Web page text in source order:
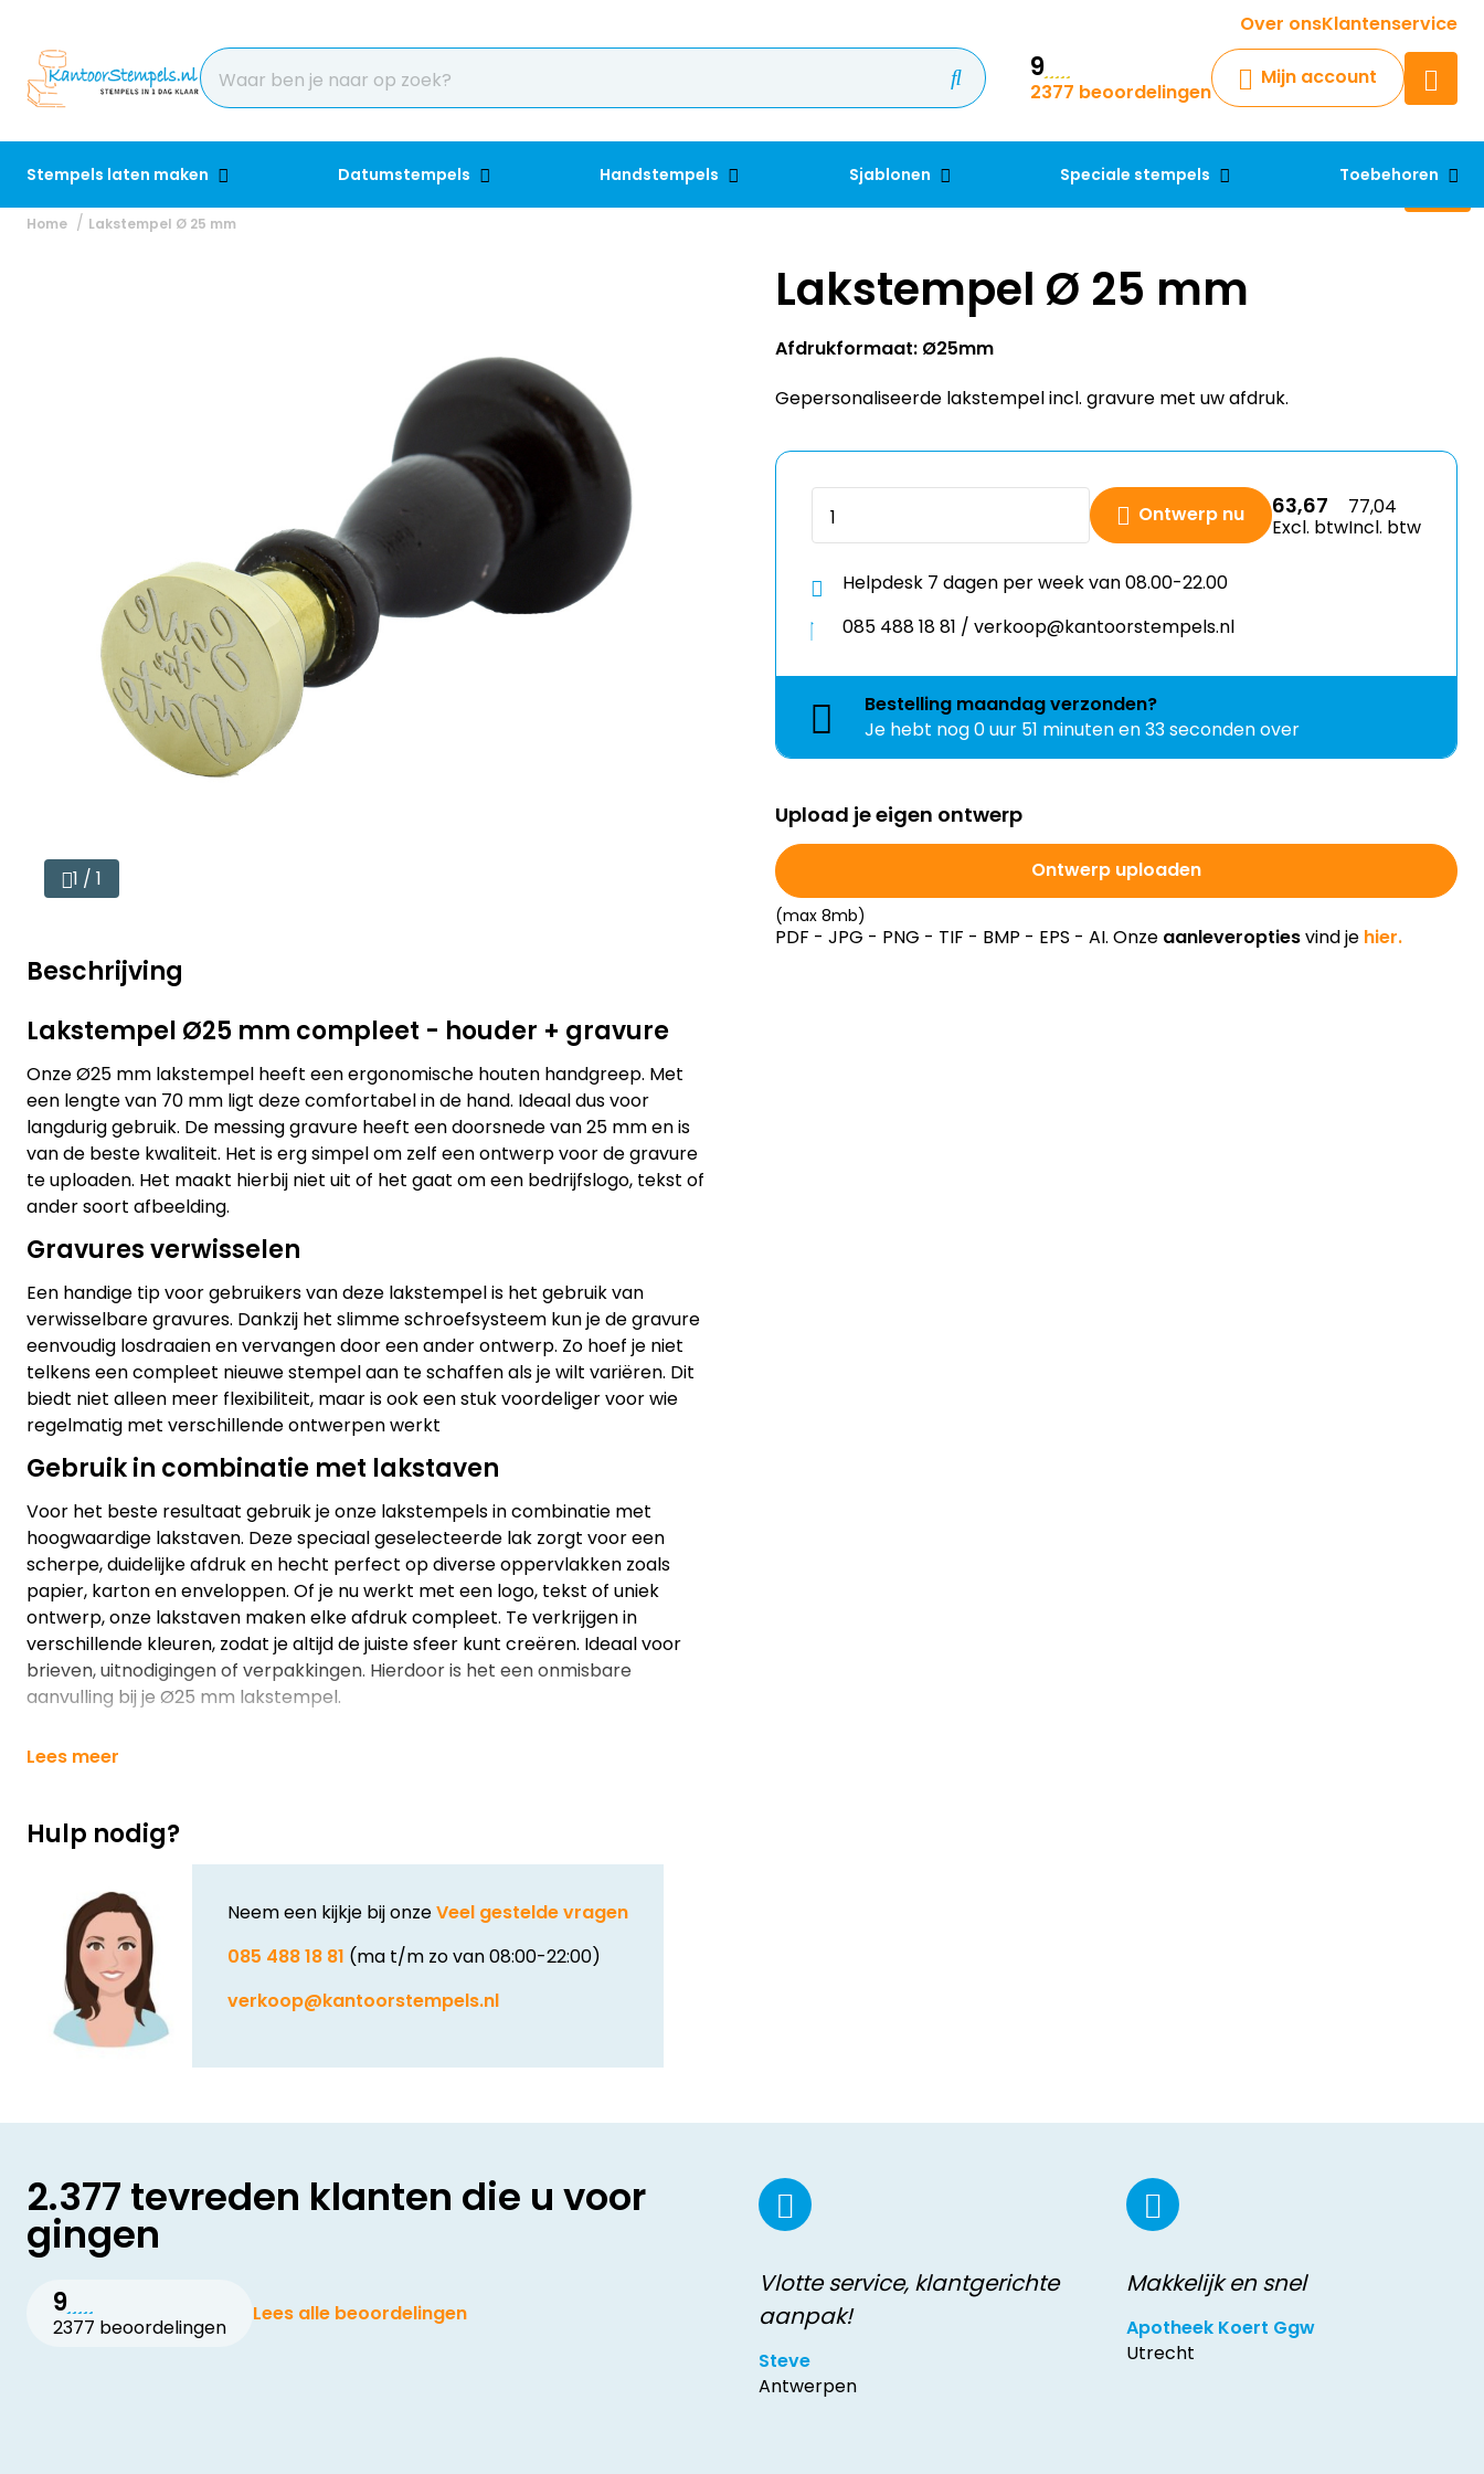
Over onsKlantenservice
9
2377 beoordelingen
Mijn account
Stempels laten maken Datumstempels Handstempels Sjablonen Speciale stempels Toebehoren
Krijg een antwoord op uw vraag
Chatbot
Chat 24/7 met onze chatbot
Contact
Home Lakstempel Ø 25 mm
1 / 1
Beschrijving
Lakstempel Ø25 mm compleet - houder + gravure
Onze Ø25 mm lakstempel heeft een ergonomische houten handgreep. Met
een lengte van 70 mm ligt deze comfortabel in de hand. Ideaal dus voor
langdurig gebruik. De messing gravure heeft een doorsnede van 25 mm en is
van de beste kwaliteit. Het is erg simpel om zelf een ontwerp voor de gravure
te uploaden. Het maakt hierbij niet uit of het gaat om een bedrijfslogo, tekst of
ander soort afbeelding.
Gravures verwisselen
Een handige tip voor gebruikers van deze lakstempel is het gebruik van
verwisselbare gravures. Dankzij het slimme schroefsysteem kun je de gravure
eenvoudig losdraaien en vervangen door een ander ontwerp. Zo hoef je niet
telkens een compleet nieuwe stempel aan te schaffen als je wilt variëren. Dit
biedt niet alleen meer flexibiliteit, maar is ook een stuk voordeliger voor wie
regelmatig met verschillende ontwerpen werkt
Gebruik in combinatie met lakstaven
Voor het beste resultaat gebruik je onze lakstempels in combinatie met
hoogwaardige lakstaven. Deze speciaal geselecteerde lak zorgt voor een
scherpe, duidelijke afdruk en hecht perfect op diverse oppervlakken zoals
papier, karton en enveloppen. Of je nu werkt met een logo, tekst of uniek
ontwerp, onze lakstaven maken elke afdruk compleet. Te verkrijgen in
verschillende kleuren, zodat je altijd de juiste sfeer kunt creëren. Ideaal voor
brieven, uitnodigingen of verpakkingen. Hierdoor is het een onmisbare
aanvulling bij je Ø25 mm lakstempel.
Lees meer
Hulp nodig?
Neem een kijkje bij onzeVeel gestelde vragen
085 488 18 81 (ma t/m zo van 08:00-22:00)
verkoop@kantoorstempels.nl
Lakstempel Ø 25 mm
Afdrukformaat: Ø25mm
Excl. btw
Helpdesk 7 dagen per week van 08.00-22.00
085 488 18 81 / verkoop@kantoorstempels.nl
Je hebt nog0 uur 51 minuten en 32 seconden over
(max 8mb)
PDF - JPG - PNG - TIF - BMP - EPS - AI. Onzeaanleveroptiesvind jehier.
2.377 tevreden klanten die u voor
gingen
9
2377 beoordelingen
Lees alle beoordelingen
Vlotte service, klantgerichte
aanpak!
Steve
Antwerpen
Makkelijk en snel
Apotheek Koert Ggw
Utrecht